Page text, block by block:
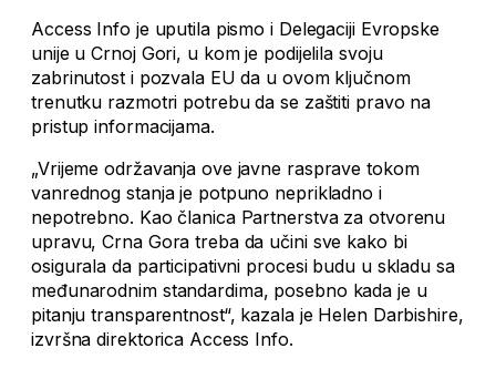
Access Info je uputila pismo i Delegaciji Evropske
unije u Crnoj Gori, u kom je podijelila svoju
zabrinutost i pozvala EU da u ovom ključnom
trenutku razmotri potrebu da se zaštiti pravo na
pristup informacijama.
„Vrijeme održavanja ove javne rasprave tokom
vanrednog stanja je potpuno neprikladno i
nepotrebno. Kao članica Partnerstva za otvorenu
upravu, Crna Gora treba da učini sve kako bi
osigurala da participativni procesi budu u skladu sa
međunarodnim standardima, posebno kada je u
pitanju transparentnost“, kazala je Helen Darbishire,
izvršna direktorica Access Info.